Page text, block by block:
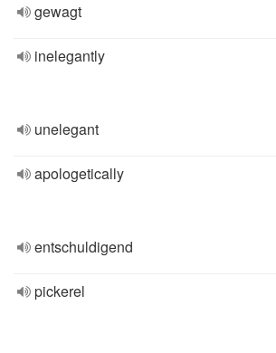
gewagt
inelegantly
unelegant
apologetically
entschuldigend
pickerel